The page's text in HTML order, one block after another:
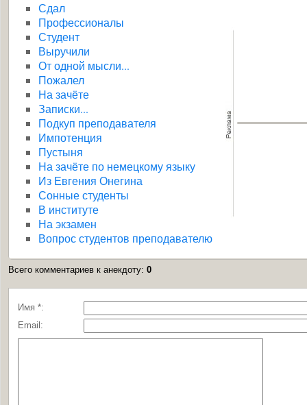
Сдал
Профессионалы
Студент
Выручили
От одной мысли...
Пожалел
На зачёте
Записки...
Подкуп преподавателя
Импотенция
Пустыня
На зачёте по немецкому языку
Из Евгения Онегина
Сонные студенты
В институте
На экзамен
Вопрос студентов преподавателю
Всего комментариев к анекдоту: 0
Имя *:
Email: